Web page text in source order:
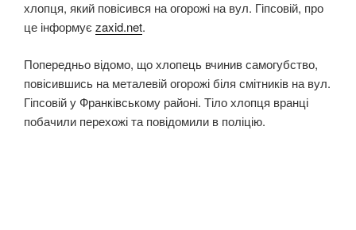
хлопця, який повісився на огорожі на вул. Гіпсовій, про
це інформує zaxid.net.
Попередньо відомо, що хлопець вчинив самогубство,
повісившись на металевій огорожі біля смітників на вул.
Гіпсовій у Франківському районі. Тіло хлопця вранці
побачили перехожі та повідомили в поліцію.